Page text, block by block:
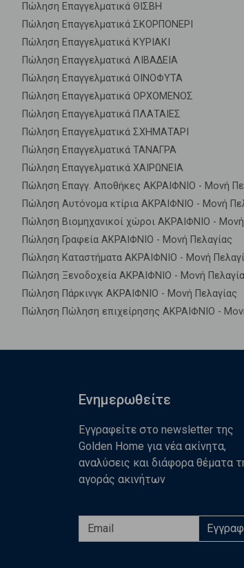
Πώληση Επαγγελματικά ΘΙΣΒΗ
Πώληση Επαγγελματικά ΣΚΟΡΠΟΝΕΡΙ
Πώληση Επαγγελματικά ΚΥΡΙΑΚΙ
Πώληση Επαγγελματικά ΛΙΒΑΔΕΙΑ
Πώληση Επαγγελματικά ΟΙΝΟΦΥΤΑ
Πώληση Επαγγελματικά ΟΡΧΟΜΕΝΟΣ
Πώληση Επαγγελματικά ΠΛΑΤΑΙΕΣ
Πώληση Επαγγελματικά ΣΧΗΜΑΤΑΡΙ
Πώληση Επαγγελματικά ΤΑΝΑΓΡΑ
Πώληση Επαγγελματικά ΧΑΙΡΩΝΕΙΑ
Πώληση Επαγγ. Αποθήκες ΑΚΡΑΙΦΝΙΟ - Μονή
Πώληση Αυτόνομα κτίρια ΑΚΡΑΙΦΝΙΟ - Μονή
Πώληση Βιομηχανικοί χώροι ΑΚΡΑΙΦΝΙΟ - Μονή
Πώληση Γραφεία ΑΚΡΑΙΦΝΙΟ - Μονή Πελαγίας
Πώληση Καταστήματα ΑΚΡΑΙΦΝΙΟ - Μονή
Πώληση Ξενοδοχεία ΑΚΡΑΙΦΝΙΟ - Μονή
Πώληση Πάρκινγκ ΑΚΡΑΙΦΝΙΟ - Μονή Πελαγίας
Πώληση Πώληση επιχείρησης ΑΚΡΑΙΦΝΙΟ -
Ενημερωθείτε
Εγγραφείτε στο newsletter της
Golden Home για νέα ακίνητα,
αναλύσεις και διάφορα θέματα
αγοράς ακινήτων